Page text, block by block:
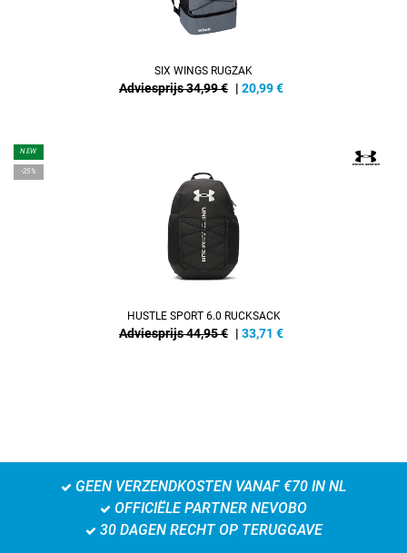
SIX WINGS RUGZAK
Adviesprijs 34,99 € | 20,99€
NEW
-25%
HUSTLE SPORT 6.0 RUCKSACK
Adviesprijs 44,95 € | 33,71 €
GEEN VERZENDKOSTEN VANAF €70 IN NL
OFFICIËLE PARTNER NEVOBO
30 DAGEN RECHT OP TERUGGAVE